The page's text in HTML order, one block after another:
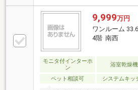
エリア」も生活圏です。～物
で新耐震基準◆都営大江戸線
◆東京メトロ日比谷線「東銀
線「新橋」駅 徒歩9分◆1DK
分 南西向き◆2023・2025年修
月内装リフォーム完了◆GINZA
ナマサ・マツモトキヨシ 徒歩6
金0円から購入可!長期低金利
数、住宅ローンご相談下さい
9,999万円
ワンルーム
4階 南西
モニタ付インターホ
ン
浴室乾燥機
ペット相談可 システムキッ